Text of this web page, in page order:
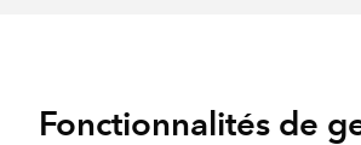
Fonctionnalités de